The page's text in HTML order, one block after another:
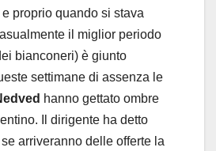
proprio quando si stava
il miglior periodo
bianconeri) è giunto
settimane di assenza le
hanno gettato ombre
Il dirigente ha detto
arriveranno delle offerte la